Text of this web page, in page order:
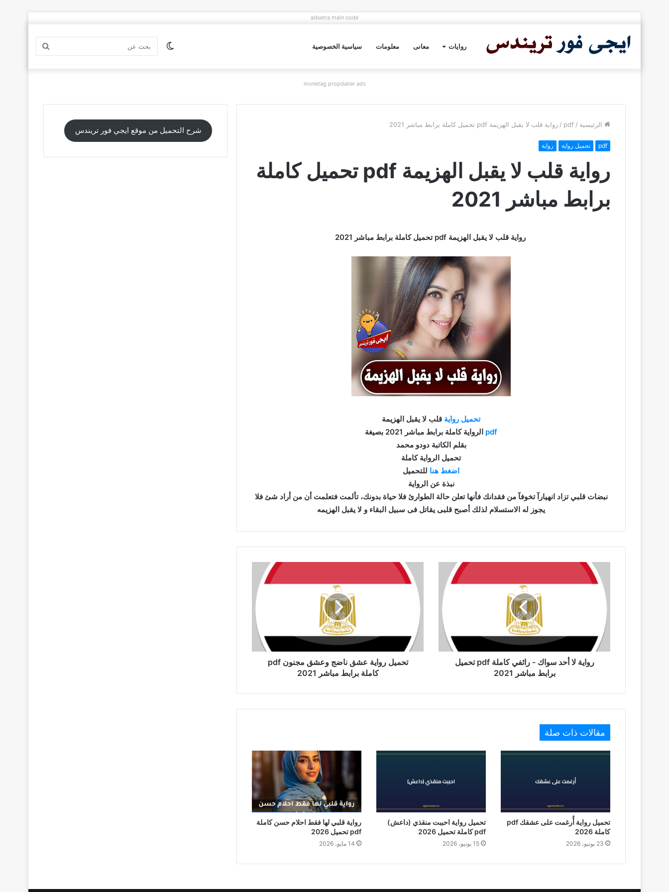
adsetra main code
روايات معانى معلومات سياسية الخصوصية بحث الوضع
monetag propdaller ads
الرئيسية /
pdf
/ رواية قلب لا يقبل الهزيمة pdf تحميل كاملة برابط مباشر 2021
pdf تحميل رواية رواية
رواية قلب لا يقبل الهزيمة pdf تحميل كاملة
برابط مباشر 2021
رواية قلب لا يقبل الهزيمة pdf تحميل كاملة برابط مباشر 2021
تحميل رواية قلب لا يقبل الهزيمة
pdf الرواية كاملة برابط مباشر 2021 بصيغة
بقلم الكاتبة دودو محمد
تحميل الرواية كاملة
اضغط هنا للتحميل
نبذة عن الرواية
نبضات قلبي تزاد انهيارآ تخوفآ من فقدانك فأنها تعلن حالة الطوارئ فلا حياة بدونك، تألمت فتعلمت أن من أراد شئ فلا
يجوز له الاستسلام لذلك أصبح قلبى يقاتل فى سبيل البقاء و لا يقبل الهزيمه
رواية لا أحد سواك - رائفي كاملة pdf تحميل
برابط مباشر 2021
تحميل رواية عشق ناضج وعشق مجنون pdf
كاملة برابط مباشر 2021
مقالات ذات صلة
تحميل رواية أُرغمت على عشقك pdf
كاملة 2026
23 يونيو، 2026
تحميل رواية احببت منقذي (داعش)
pdf كاملة تحميل 2026
15 يونيو، 2026
رواية قلبي لها فقط احلام حسن كاملة
pdf تحميل 2026
14 مايو، 2026
شرح التحميل من موقع ايجي فور تريندس